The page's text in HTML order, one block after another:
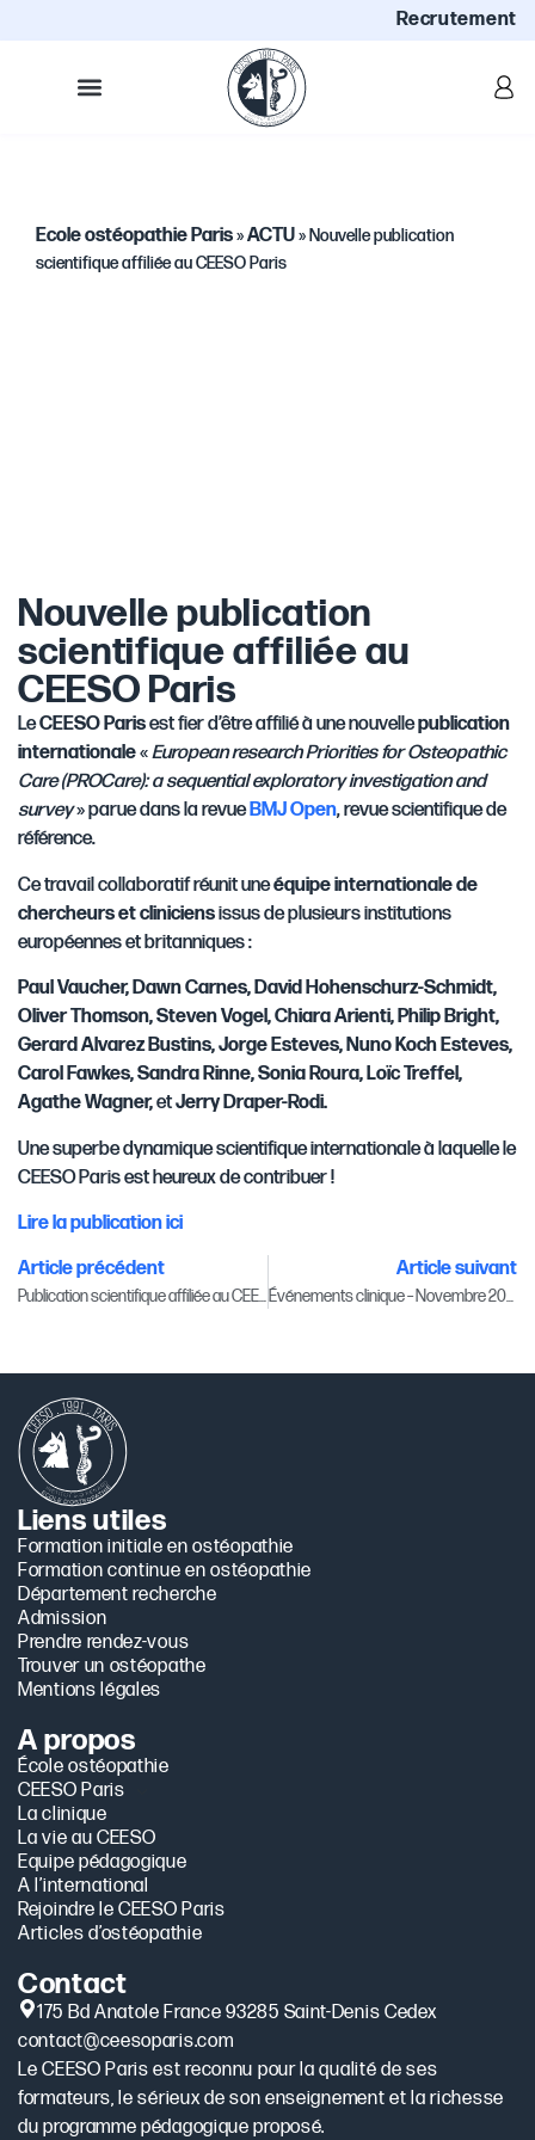
Recrutement
Ecole ostéopathie Paris»ACTU» Nouvelle publication
scientifique affiliée au CEESO Paris
Nouvelle publication
scientifique affiliée au
CEESO Paris
LeCEESO Parisest fier d’être affilié à une nouvellepublication
internationale«European research Priorities for Osteopathic
Care (PROCare): a sequential exploratory investigation and
survey» parue dans la revueBMJ Open, revue scientifique de
référence.
Ce travail collaboratif réunit uneéquipe internationale de
chercheurs et cliniciensissus de plusieurs institutions
européennes et britanniques :
Paul Vaucher, Dawn Carnes, David Hohenschurz-Schmidt,
Oliver Thomson, Steven Vogel, Chiara Arienti, Philip Bright,
Gerard Alvarez Bustins, Jorge Esteves, Nuno Koch Esteves,
Carol Fawkes, Sandra Rinne, Sonia Roura, Loïc Treffel,
Agathe Wagner,etJerry Draper-Rodi.
Une superbe dynamique scientifique internationale à laquelle le
CEESO Paris est heureux de contribuer !
Lire la publication ici
Article précédent
Publication scientifique affiliée au CEESO Paris
Article suivant
Événements clinique – Novembre 2025
Liens utiles
Formation initiale en ostéopathie
Formation continue en ostéopathie
Département recherche
Admission
Prendre rendez-vous
Trouver un ostéopathe
Mentions légales
A propos
École ostéopathie
CEESO Paris
La clinique
La vie au CEESO
Equipe pédagogique
A l’international
Rejoindre le CEESO Paris
Articles d’ostéopathie
Contact
175 Bd Anatole France 93285 Saint-Denis Cedex
contact@ceesoparis.com
Le CEESO Paris est reconnu pour la qualité de ses
formateurs, le sérieux de son enseignement et la richesse
du programme pédagogique proposé.